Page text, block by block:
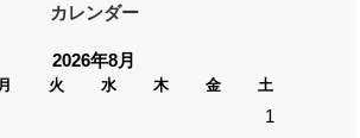
カレンダー
2026年8月
月 火 水 木 金 土
1